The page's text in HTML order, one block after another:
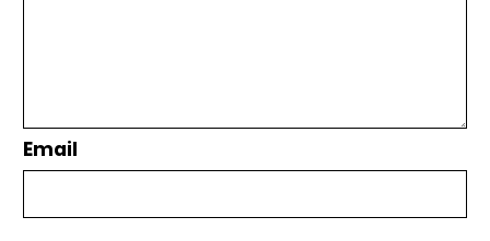
Email